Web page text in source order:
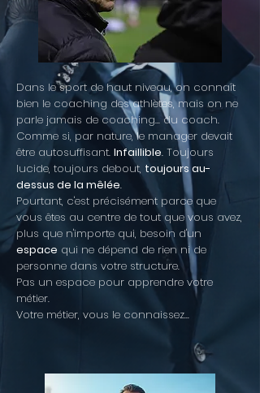
​Dans le sport de haut niveau, on connaît
bien le coaching des athlètes, mais on ne
parle jamais de coaching... du coach.
Comme si, par nature, le manager devait
être autosuffisant. Infaillible. Toujours
lucide, toujours debout, toujours au-
dessus de la mêlée.
Pourtant, c'est précisément parce que
vous êtes au centre de tout que vous avez,
plus que n'importe qui, besoin d'un
espace qui ne dépend de rien ni de
personne dans votre structure.
Pas un espace pour apprendre votre
métier.
Votre métier, vous le connaissez...